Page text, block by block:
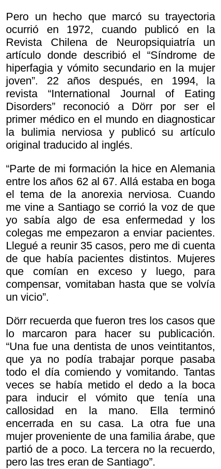
Pero un hecho que marcó su trayectoria
ocurrió en 1972, cuando publicó en la
Revista Chilena de Neuropsiquiatría un
artículo donde describió el “Síndrome de
hiperfagia y vómito secundario en la mujer
joven”. 22 años después, en 1994, la
revista “International Journal of Eating
Disorders” reconoció a Dörr por ser el
primer médico en el mundo en diagnosticar
la bulimia nerviosa y publicó su artículo
original traducido al inglés.
“Parte de mi formación la hice en Alemania
entre los años 62 al 67. Allá estaba en boga
el tema de la anorexia nerviosa. Cuando
me vine a Santiago se corrió la voz de que
yo sabía algo de esa enfermedad y los
colegas me empezaron a enviar pacientes.
Llegué a reunir 35 casos, pero me di cuenta
de que había pacientes distintos. Mujeres
que comían en exceso y luego, para
compensar, vomitaban hasta que se volvía
un vicio”.
Dörr recuerda que fueron tres los casos que
lo marcaron para hacer su publicación.
“Una fue una dentista de unos veintitantos,
que ya no podía trabajar porque pasaba
todo el día comiendo y vomitando. Tantas
veces se había metido el dedo a la boca
para inducir el vómito que tenía una
callosidad en la mano. Ella terminó
encerrada en su casa. La otra fue una
mujer proveniente de una familia árabe, que
partió de a poco. La tercera no la recuerdo,
pero las tres eran de Santiago”.